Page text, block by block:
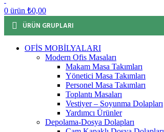
0 ürün ₺0,00
ÜRÜN GRUPLARI
OFİS MOBİLYALARI
Modern Ofis Masaları
Makam Masa Takımları
Yönetici Masa Takımları
Personel Masa Takımları
Toplantı Masaları
Vestiyer – Soyunma Dolapları
Yardımcı Ürünler
Depolama-Dosya Dolapları